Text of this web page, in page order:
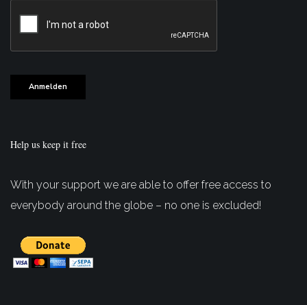
Anmelden
Help us keep it free
With your support we are able to offer free access to
everybody around the globe – no one is excluded!